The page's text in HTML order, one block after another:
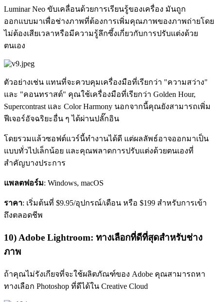
Luminar Neo ขับเคลื่อนด้วยการเรียนรู้ของเครื่อง มันถูก
ออกแบบมาเพื่อช่างภาพที่ต้องการเพิ่มคุณภาพของภาพถ่ายโดย
ไม่ต้องเสียเวลาหรือมีความรู้ลึกซึ้งเกี่ยวกับการปรับแต่งด้วย
ตนเอง
ตัวอย่างเช่น แทนที่จะควบคุมเครื่องมือที่เรียกว่า "ความสว่าง"
และ "คอนทราสต์" คุณใช้เครื่องมือที่เรียกว่า Golden Hour,
Supercontrast และ Color Harmony นอกจากนี้คุณยังสามารถเพิ่ม
ฟีเจอร์อัจฉริยะอื่น ๆ ได้ผ่านปลั๊กอิน
โดยรวมแล้วซอฟต์แวร์นี้ทำงานได้ดี แต่ผลลัพธ์อาจออกมาเป็น
แบบทั่วไปเล็กน้อย และคุณพลาดการปรับแต่งด้วยตนเองที่
สำคัญบางประการ
แพลตฟอร์ม: Windows, macOS
ราคา: เริ่มต้นที่ $9.95/อุปกรณ์/เดือน หรือ $199 สำหรับการเข้า
ถึงตลอดชีพ
10) Adobe Lightroom: ทางเลือกที่ดีที่สุดสำหรับช่าง
ภาพ
ถ้าคุณไม่รังเกียจที่จะใช้ผลิตภัณฑ์ของ Adobe คุณสามารถหา
ทางเลือก Photoshop ที่ดีได้ใน Creative Cloud